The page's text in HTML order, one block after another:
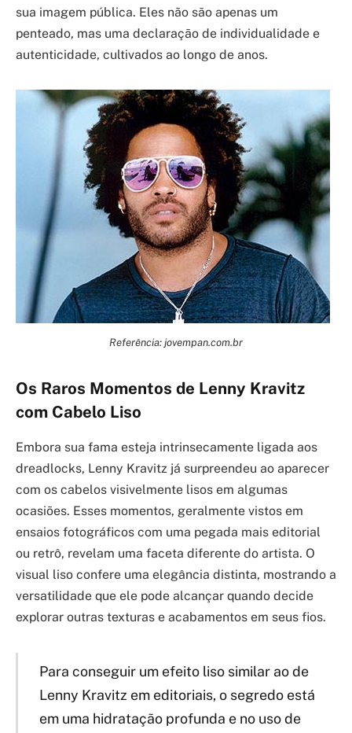
sua imagem pública. Eles não são apenas um
penteado, mas uma declaração de individualidade e
autenticidade, cultivados ao longo de anos.
Referência: jovempan.com.br
Os Raros Momentos de Lenny Kravitz
com Cabelo Liso
Embora sua fama esteja intrinsecamente ligada aos
dreadlocks, Lenny Kravitz já surpreendeu ao aparecer
com os cabelos visivelmente lisos em algumas
ocasiões. Esses momentos, geralmente vistos em
ensaios fotográficos com uma pegada mais editorial
ou retrô, revelam uma faceta diferente do artista. O
visual liso confere uma elegância distinta, mostrando a
versatilidade que ele pode alcançar quando decide
explorar outras texturas e acabamentos em seus fios.
Para conseguir um efeito liso similar ao de
Lenny Kravitz em editoriais, o segredo está
em uma hidratação profunda e no uso de